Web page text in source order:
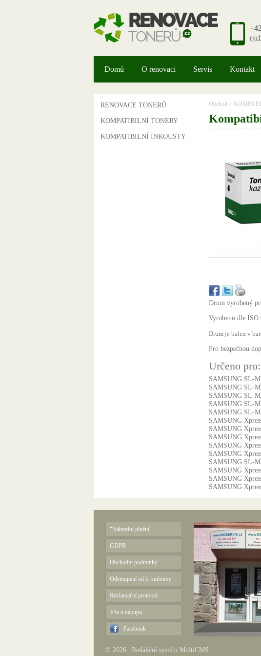
Domů O renovaci Servis Kontakt
RENOVACE TONERŮ
KOMPATIBILNÍ TONERY
KOMPATIBILNÍ INKOUSTY
Obchod >
Drum vyrobený
Vyrobeno dle ISO
Drum je balen v
Pro bezpečnou
Určeno pro:
SAMSUNG SL-
SAMSUNG SL-
SAMSUNG SL-
SAMSUNG SL-
SAMSUNG SL-
SAMSUNG
SAMSUNG
SAMSUNG
SAMSUNG
SAMSUNG
SAMSUNG SL-
SAMSUNG
SAMSUNG
SAMSUNG
"Náhradní plnění"
GDPR
Obchodní podmínky
Odstoupení od k. smlouvy
Reklamační protokol
Vše o nákupu
Facebook
© 2026 | Redakční systém MultiCMS